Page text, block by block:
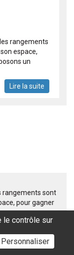
rangements
espace,
un
Lire la suite
rangements sont
pour gagner
et les
le contrôle sur
Personnaliser